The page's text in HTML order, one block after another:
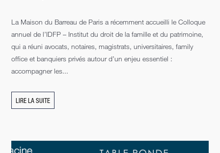
La Maison du Barreau de Paris a récemment accueilli le Colloque
annuel de l’IDFP – Institut du droit de la famille et du patrimoine,
qui a réuni avocats, notaires, magistrats, universitaires, family
office et banquiers privés autour d’un enjeu essentiel :
accompagner les...
LIRE LA SUITE